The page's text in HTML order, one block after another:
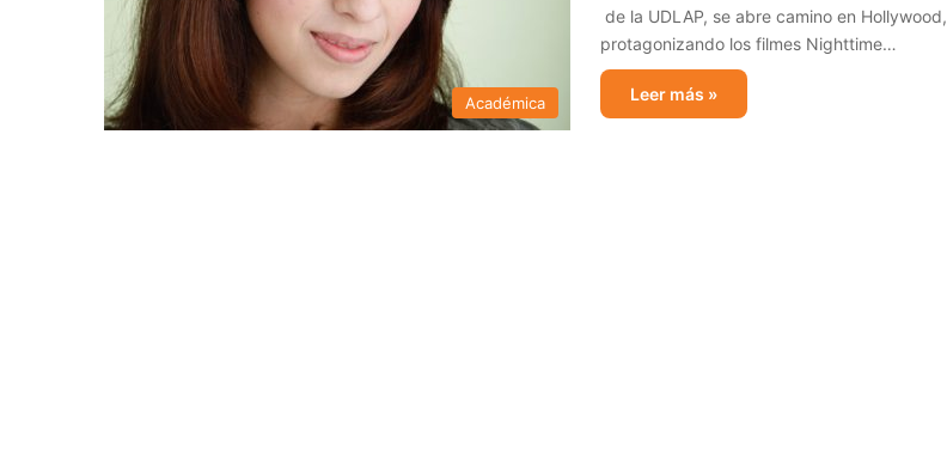
Académica
de la UDLAP, se abre camino en Hollywood,
protagonizando los filmes Nighttime…
Leer más »